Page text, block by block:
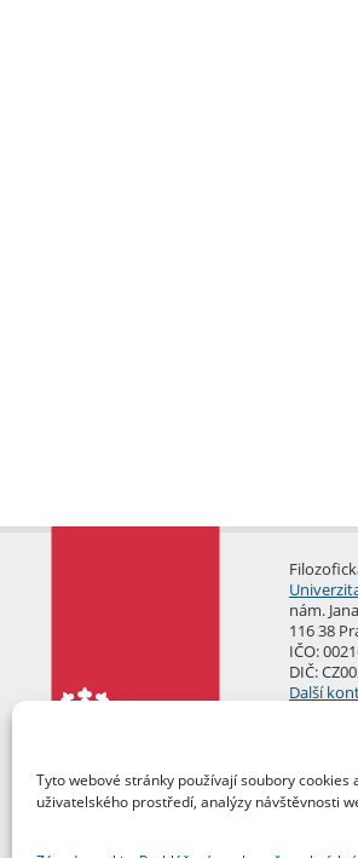
Tyto webové stránky používají soubory
uživatelského prostředí, analýzy návštěvnosti
nám.
116 38
IČO:
DIČ:
Další